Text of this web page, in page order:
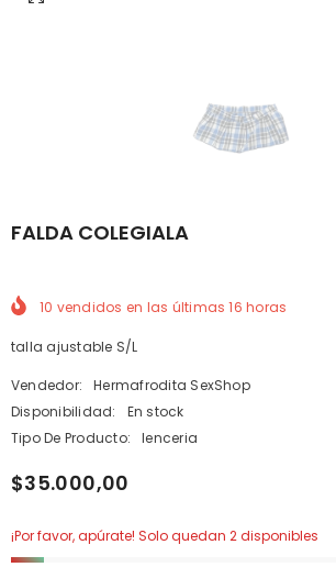
FALDA COLEGIALA
10 vendidos en las últimas16 horas
talla ajustable S/L
Vendedor:
Hermafrodita SexShop
Disponibilidad:
En stock
Tipo De Producto:
lenceria
$35.000,00
¡Por favor, apúrate! Solo quedan 2 disponibles